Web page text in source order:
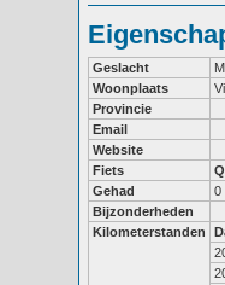
Geslacht
M
Woonplaats
Provincie
Email
Website
Fiets
Gehad
0
Bijzonderheden
Kilometerstanden